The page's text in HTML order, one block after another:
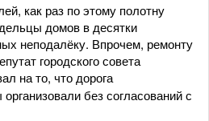
как раз по этому полотну
домов в десятки
неподалёку. Впрочем, ремонту
городского совета
на то, что дорога
без согласований с